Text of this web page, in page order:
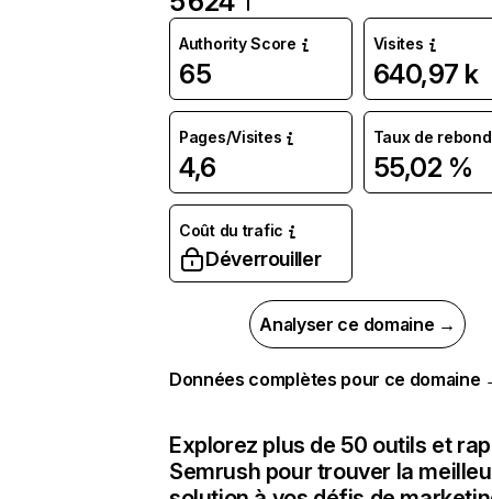
Authority Score
65
Visites
640,97 k
Pages/Visites
4,6
Taux de rebond
55,02 %
Coût du trafic
Déverrouiller
Analyser ce domaine →
Données complètes pour ce domaine
Explorez plus de 50 outils et
Semrush pour trouver la